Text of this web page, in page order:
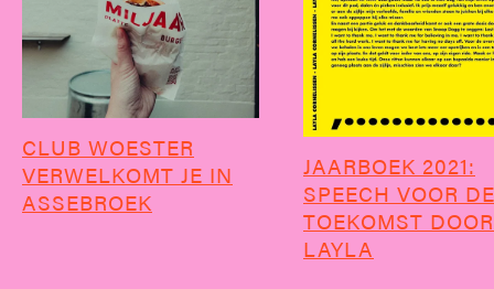
CLUB WOESTER
VERWELKOMT JE IN
ASSEBROEK
JAARBOEK 2021:
SPEECH VOOR DE
TOEKOMST DOOR
LAYLA